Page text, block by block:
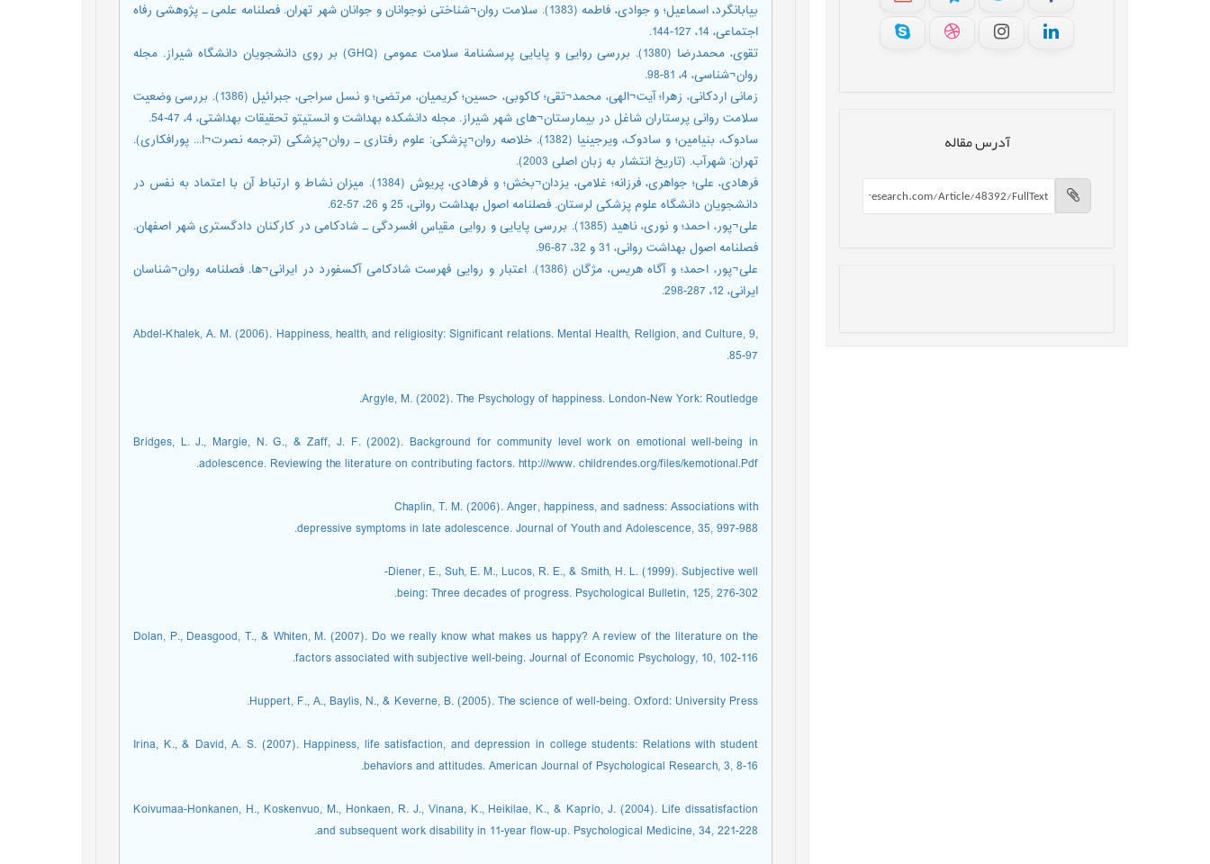
آدرس مقاله
بیابانگرد، اسماعیل؛ و جوادی، فاطمه (1383). سلامت روان¬شناختی نوجوانان و جوانان شهر تهران. فصلنامه علمی ـ پژوهشی رفاه
اجتماعی، 14، 127-144.
تقوی، محمدرضا (1380). بررسی روایی و پایایی پرسشنامة سلامت عمومی (GHQ) بر روی دانشجویان دانشگاه شیراز. مجله
روان¬شناسی، 4، 81-98.
زمانی اردکانی، زهرا؛ آیت¬الهی، محمد¬تقی؛ کاکوبی، حسین؛ کریمیان، مرتضی؛ و نسل سراجی، جبرائیل (1386). بررسی وضعیت
سلامت روانی پرستاران شاغل در بیمارستان¬های شهر شیراز. مجله دانشکده بهداشت و انستیتو تحقیقات بهداشتی، 4، 47-54.
سادوک، بنیامین؛ و سادوک، ویرجینیا (1382). خلاصه روان¬پزشکی: علوم رفتاری ـ روان¬پزشکی (ترجمه نصرت¬ا... پورافکاری).
تهران: شهرآب. (تاریخ انتشار به زبان اصلی 2003).
فرهادی، علی؛ جواهری، فرزانه؛ غلامی، یزدان¬بخش؛ و فرهادی، پریوش (1384). میزان نشاط و ارتباط آن با اعتماد به نفس در
دانشجویان دانشگاه علوم پزشکی لرستان. فصلنامه اصول بهداشت روانی، 25 و 26، 57-62.
علی¬پور، احمد؛ و نوری، ناهید (1385). بررسی پایایی و روایی مقیاس افسردگی ـ شادکامی در کارکنان دادگستری شهر اصفهان.
فصلنامه اصول بهداشت روانی، 31 و 32، 87-96.
علی¬پور، احمد؛ و آگاه هریس، مژگان (1386). اعتبار و روایی فهرست شادکامی آکسفورد در ایرانی¬ها. فصلنامه روان¬شناسان
ایرانی، 12، 287-298.
Abdel-Khalek, A. M. (2006). Happiness, health, and religiosity: Significant relations. Mental Health, Religion, and Culture, 9,
85-97.
Argyle, M. (2002). The Psychology of happiness. London-New York: Routledge.
Bridges, L. J., Margie, N. G., & Zaff, J. F. (2002). Background for community level work on emotional well-being in
adolescence. Reviewing the literature on contributing factors. http:///www. childrendes.org/files/kemotional.Pdf.
Chaplin, T. M. (2006). Anger, happiness, and sadness: Associations with
depressive symptoms in late adolescence. Journal of Youth and Adolescence, 35, 997-988.
Diener, E., Suh, E. M., Lucos, R. E., & Smith, H. L. (1999). Subjective well-
being: Three decades of progress. Psychological Bulletin, 125, 276-302.
Dolan, P., Deasgood, T., & Whiten, M. (2007). Do we really know what makes us happy? A review of the literature on the
factors associated with subjective well-being. Journal of Economic Psychology, 10, 102-116.
Huppert, F., A., Baylis, N., & Keverne, B. (2005). The science of well-being. Oxford: University Press.
Irina, K., & David, A. S. (2007). Happiness, life satisfaction, and depression in college students: Relations with student
behaviors and attitudes. American Journal of Psychological Research, 3, 8-16.
Koivumaa-Honkanen, H., Koskenvuo, M., Honkaen, R. J., Vinana, K., Heikilae, K., & Kaprio, J. (2004). Life dissatisfaction
and subsequent work disability in 11-year flow-up. Psychological Medicine, 34, 221-228.